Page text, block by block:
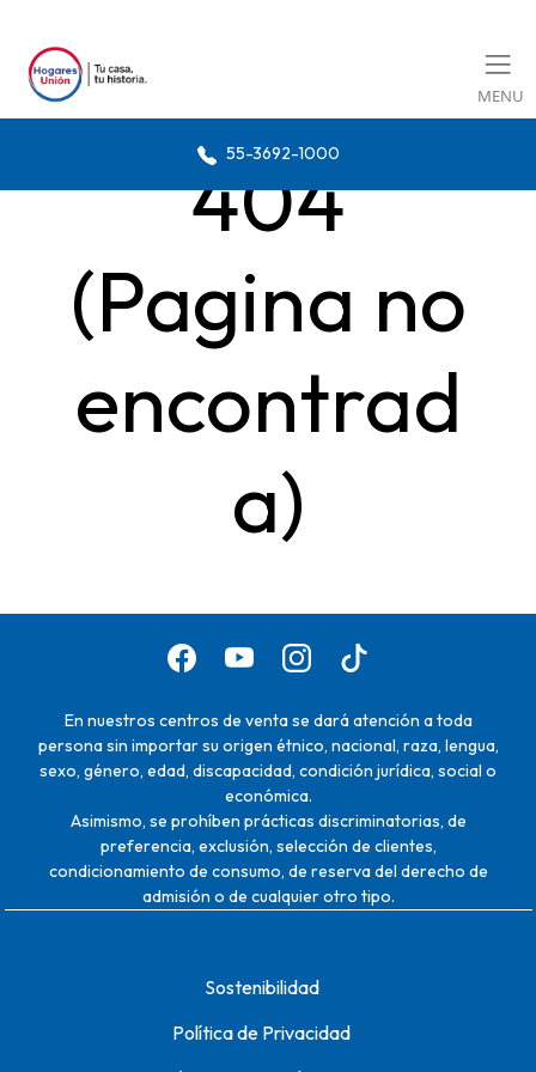
MENU
55-3692-1000
404
(Pagina no
encontrad
a)
En nuestros centros de venta se dará atención a toda
persona sin importar su origen étnico, nacional, raza, lengua,
sexo, género, edad, discapacidad, condición jurídica, social o
económica.
Asimismo, se prohíben prácticas discriminatorias, de
preferencia, exclusión, selección de clientes,
condicionamiento de consumo, de reserva del derecho de
admisión o de cualquier otro tipo.
Sostenibilidad
Política de Privacidad